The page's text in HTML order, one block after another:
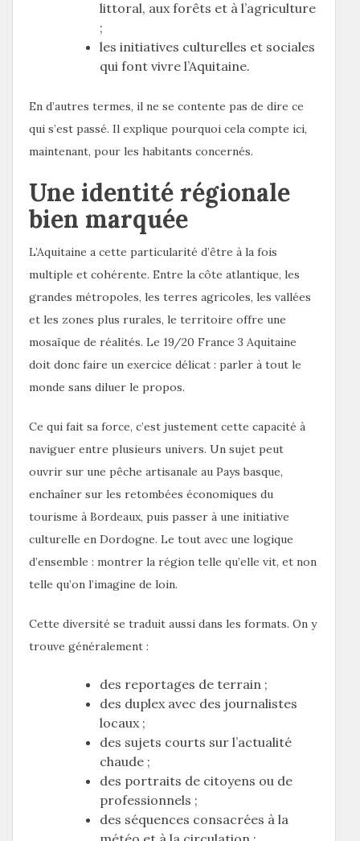
littoral, aux forêts et à l’agriculture
;
les initiatives culturelles et sociales
qui font vivre l’Aquitaine.
En d’autres termes, il ne se contente pas de dire ce
qui s’est passé. Il explique pourquoi cela compte ici,
maintenant, pour les habitants concernés.
Une identité régionale
bien marquée
L’Aquitaine a cette particularité d’être à la fois
multiple et cohérente. Entre la côte atlantique, les
grandes métropoles, les terres agricoles, les vallées
et les zones plus rurales, le territoire offre une
mosaïque de réalités. Le 19/20 France 3 Aquitaine
doit donc faire un exercice délicat : parler à tout le
monde sans diluer le propos.
Ce qui fait sa force, c’est justement cette capacité à
naviguer entre plusieurs univers. Un sujet peut
ouvrir sur une pêche artisanale au Pays basque,
enchaîner sur les retombées économiques du
tourisme à Bordeaux, puis passer à une initiative
culturelle en Dordogne. Le tout avec une logique
d’ensemble : montrer la région telle qu’elle vit, et non
telle qu’on l’imagine de loin.
Cette diversité se traduit aussi dans les formats. On y
trouve généralement :
des reportages de terrain ;
des duplex avec des journalistes
locaux ;
des sujets courts sur l’actualité
chaude ;
des portraits de citoyens ou de
professionnels ;
des séquences consacrées à la